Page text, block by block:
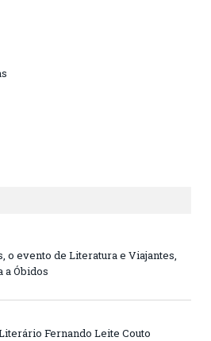
o evento de Literatura e Viajantes,
a Óbidos
Fernando Leite Couto